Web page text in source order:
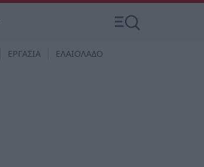
ΕΡΓΑΣΙΑ ΕΛΑΙΟΛΑΔΟ